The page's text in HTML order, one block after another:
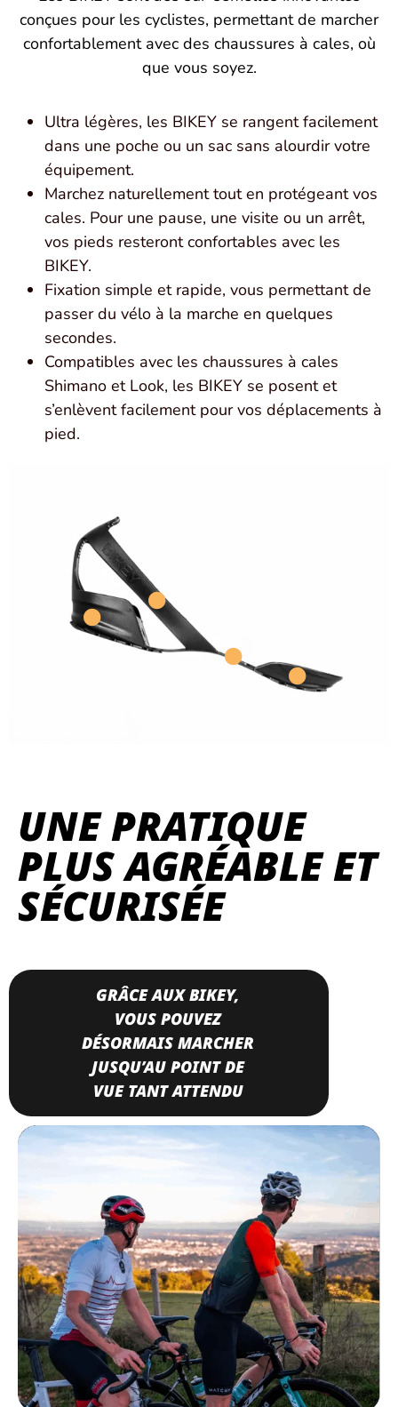
conçues pour les cyclistes, permettant de marcher
confortablement avec des chaussures à cales, où
que vous soyez.
Ultra légères, les BIKEY se rangent facilement
dans une poche ou un sac sans alourdir votre
équipement.
Marchez naturellement tout en protégeant vos
cales. Pour une pause, une visite ou un arrêt,
vos pieds resteront confortables avec les
BIKEY.
Fixation simple et rapide, vous permettant de
passer du vélo à la marche en quelques
secondes.
Compatibles avec les chaussures à cales
Shimano et Look, les BIKEY se posent et
s’enlèvent facilement pour vos déplacements à
pied.
UNE PRATIQUE
PLUS AGRÉABLE ET
SÉCURISÉE
GRÂCE AUX BIKEY,
VOUS POUVEZ
DÉSORMAIS MARCHER
JUSQU’AU POINT DE
VUE TANT ATTENDU